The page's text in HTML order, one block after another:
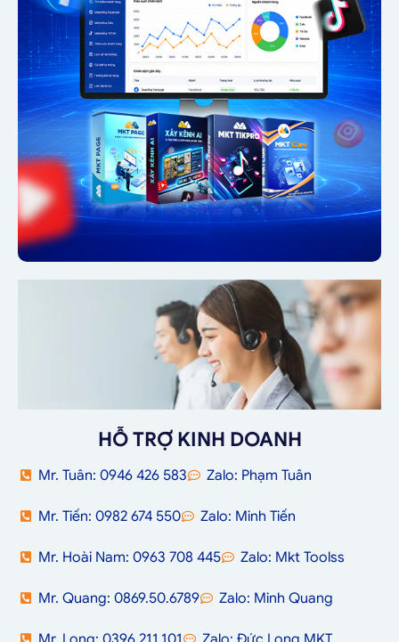
HỖ TRỢ KINH DOANH
Mr. Tuân: 0946 426 583 Zalo: Phạm Tuân
Mr. Tiến: 0982 674 550 Zalo: Minh Tiến
Mr. Hoài Nam: 0963 708 445 Zalo: Mkt Toolss
Mr. Quang: 0869.50.6789 Zalo: Minh Quang